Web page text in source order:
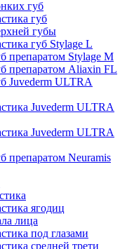
губ
губ
губы
губ Stylage L
препаратом Stylage M
препаратом Aliaxin FL
Juvederm ULTRA
Juvederm ULTRA
Juvederm ULTRA
препаратом Neuramis
ягодиц
лица
под глазами
средней трети